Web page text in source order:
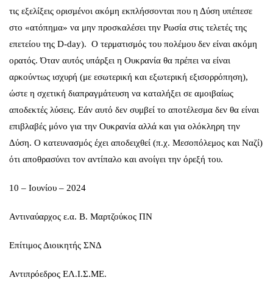
τις εξελίξεις ορισμένοι ακόμη εκπλήσσονται που η Δύση υπέπεσε
στο «ατόπημα» να μην προσκαλέσει την Ρωσία στις τελετές της
επετείου της D-day). Ο τερματισμός του πολέμου δεν είναι ακόμη
ορατός. Όταν αυτός υπάρξει η Ουκρανία θα πρέπει να είναι
αρκούντως ισχυρή (με εσωτερική και εξωτερική εξισορρόπηση),
ώστε η σχετική διαπραγμάτευση να καταλήξει σε αμοιβαίως
αποδεκτές λύσεις. Εάν αυτό δεν συμβεί το αποτέλεσμα δεν θα είναι
επιβλαβές μόνο για την Ουκρανία αλλά και για ολόκληρη την
Δύση. Ο κατευνασμός έχει αποδειχθεί (π.χ. Μεσοπόλεμος και Ναζί)
ότι αποθρασύνει τον αντίπαλο και ανοίγει την όρεξή του.
10 – Ιουνίου – 2024
Αντιναύαρχος ε.α. Β. Μαρτζούκος ΠΝ
Επίτιμος Διοικητής ΣΝΔ
Αντιπρόεδρος ΕΛ.Ι.Σ.ΜΕ.